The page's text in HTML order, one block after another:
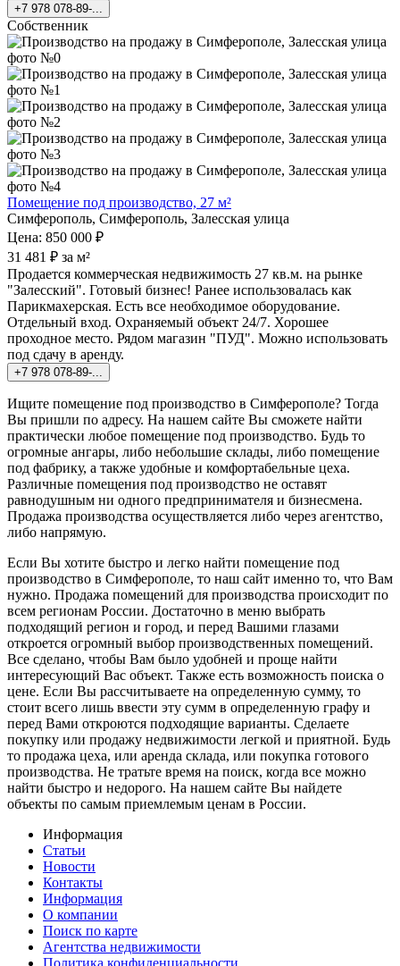
+7 978 078-89-...
Собственник
Помещение под производство, 27 м²
Симферополь, Симферополь, Залесская улица
Цена: 850 000 ₽
31 481 ₽ за м²
Продается коммерческая недвижимость 27 кв.м. на рынке
"Залесский". Готовый бизнес! Ранее использовалась как
Парикмахерская. Есть все необходимое оборудование.
Отдельный вход. Охраняемый объект 24/7. Хорошее
проходное место. Рядом магазин "ПУД". Можно использовать
под сдачу в аренду.
+7 978 078-89-...
Ищите помещение под производство в Симферополе? Тогда
Вы пришли по адресу. На нашем сайте Вы сможете найти
практически любое помещение под производство. Будь то
огромные ангары, либо небольшие склады, либо помещение
под фабрику, а также удобные и комфортабельные цеха.
Различные помещения под производство не оставят
равнодушным ни одного предпринимателя и бизнесмена.
Продажа производства осуществляется либо через агентство,
либо напрямую.
Если Вы хотите быстро и легко найти помещение под
производство в Симферополе, то наш сайт именно то, что Вам
нужно. Продажа помещений для производства происходит по
всем регионам России. Достаточно в меню выбрать
подходящий регион и город, и перед Вашими глазами
откроется огромный выбор производственных помещений.
Все сделано, чтобы Вам было удобней и проще найти
интересующий Вас объект. Также есть возможность поиска о
цене. Если Вы рассчитываете на определенную сумму, то
стоит всего лишь ввести эту сумм в определенную графу и
перед Вами откроются подходящие варианты. Сделаете
покупку или продажу недвижимости легкой и приятной. Будь
то продажа цеха, или аренда склада, или покупка готового
производства. Не тратьте время на поиск, когда все можно
найти быстро и недорого. На нашем сайте Вы найдете
объекты по самым приемлемым ценам в России.
Информация
Статьи
Новости
Контакты
Информация
О компании
Поиск по карте
Агентства недвижимости